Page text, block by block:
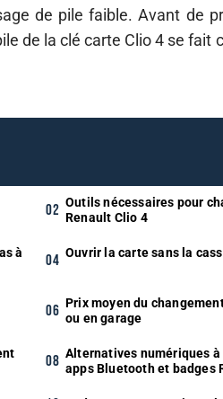
de pile faible. Avant de
de la clé carte Clio 4 se fait
Outils nécessaires pour
Renault Clio 4
à
Ouvrir la carte sans la
Prix moyen du
ou en garage
Alternatives numériques
apps Bluetooth et badges